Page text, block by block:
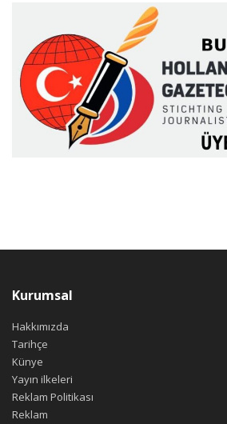
Kurumsal
Hakkımızda
Tarihçe
Künye
Yayın ilkeleri
Reklam Politikası
Reklam